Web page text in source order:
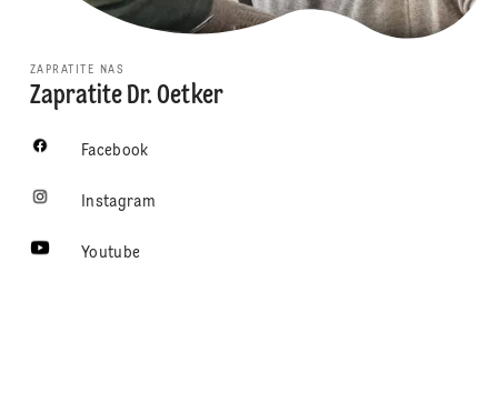
ZAPRATITE NAS
Zapratite Dr. Oetker
Facebook
Instagram
Youtube